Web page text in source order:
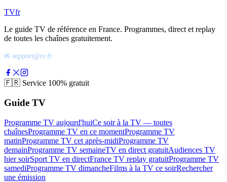
TVfr
Le guide TV de référence en France. Programmes, direct et replay
de toutes les chaînes gratuitement.
✉ support@tv.fr
🇫🇷 Service 100% gratuit
Guide TV
Programme TV aujourd'huiCe soir à la TV — toutes
chaînesProgramme TV en ce momentProgramme TV
matinProgramme TV cet après-midiProgramme TV
demainProgramme TV semaineTV en direct gratuitAudiences TV
hier soirSport TV en directFrance TV replay gratuitProgramme TV
samediProgramme TV dimancheFilms à la TV ce soirRechercher
une émission